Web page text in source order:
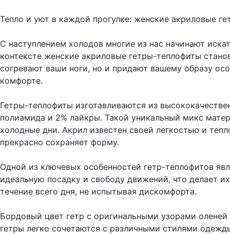
Тепло и уют в каждой прогулке: женские акриловые
С наступлением холодов многие из нас начинают
контексте женские акриловые гетры-теплофиты
согревают ваши ноги, но и придают вашему образу
комфорте.
Гетры-теплофиты изготавливаются из
полиамида и 2% лайкры. Такой уникальный микс
холодные дни. Акрил известен своей легкостью и
прекрасно сохраняет форму.
Одной из ключевых особенностей гетр-теплофитов
идеальную посадку и свободу движений, что делает
течение всего дня, не испытывая дискомфорта.
Бордовый цвет гетр с оригинальными узорами
гетры легко сочетаются с различными стилями